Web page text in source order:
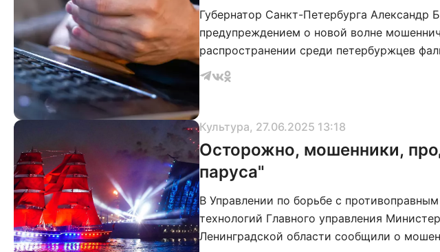
Губернатор Санкт-Петербурга Александр
предупреждением о новой волне
распространении среди петербуржцев
лично. Беглов подчеркнул, что
используя различные предлоги для
формате видео
Культура, 27.06.2025 13:18
Осторожно, мошенники,
паруса"
В Управлении по борьбе с
технологий Главного управления
Ленинградской области сообщили о